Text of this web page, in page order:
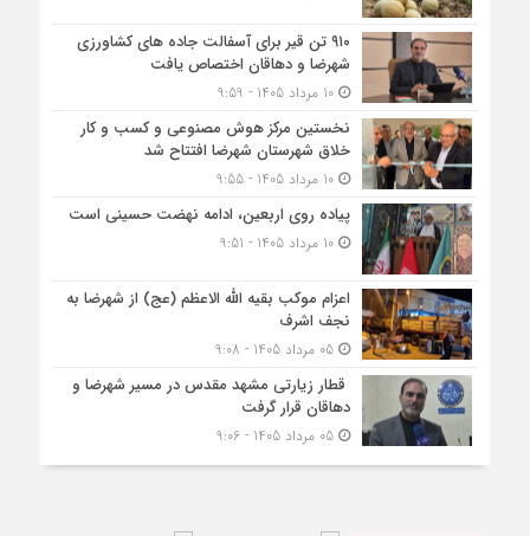
۹۱۰ تن قیر برای آسفالت جاده های کشاورزی
شهرضا و دهاقان اختصاص یافت
10 مرداد 1405 - 9:59
نخستین مرکز هوش مصنوعی و کسب‌ و کار
خلاق شهرستان شهرضا افتتاح شد
10 مرداد 1405 - 9:55
پیاده روی اربعین، ادامه نهضت حسینی است
10 مرداد 1405 - 9:51
اعزام موکب بقیه الله الاعظم (عج) از شهرضا به
نجف اشرف
05 مرداد 1405 - 9:08
قطار زیارتی مشهد مقدس در مسیر شهرضا و
دهاقان قرار گرفت
05 مرداد 1405 - 9:06